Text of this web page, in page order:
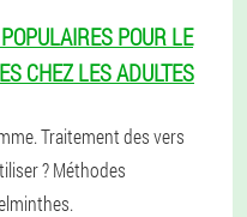
POUR LE
CHEZ LES ADULTES
Traitement des vers
? Méthodes